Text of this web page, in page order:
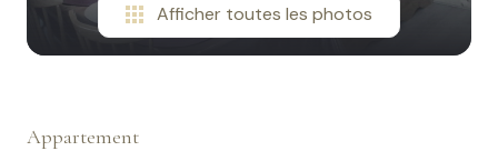
Afficher toutes les photos
Appartement